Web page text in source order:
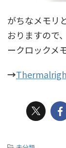
がちなメモリ
おりますので
ークロックメ
→